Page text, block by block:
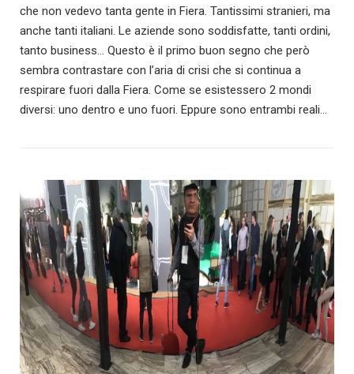
che non vedevo tanta gente in Fiera. Tantissimi stranieri, ma
anche tanti italiani. Le aziende sono soddisfatte, tanti ordini,
tanto business… Questo è il primo buon segno che però
sembra contrastare con l’aria di crisi che si continua a
respirare fuori dalla Fiera. Come se esistessero 2 mondi
diversi: uno dentro e uno fuori. Eppure sono entrambi reali…